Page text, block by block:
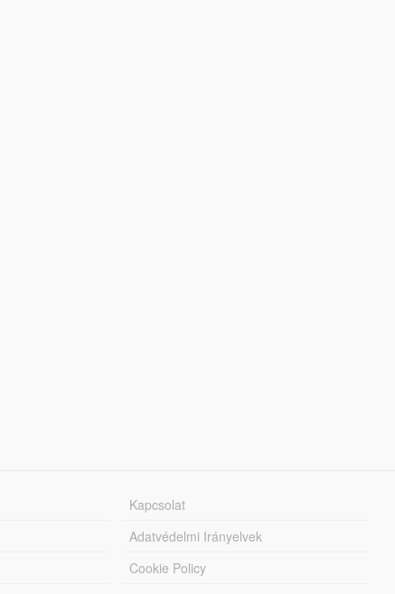
Kapcsolat
Adatvédelmi Irányelvek
Cookie Policy